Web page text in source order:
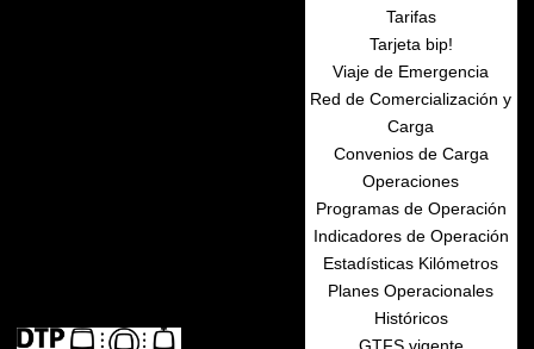
Tarifas
Tarjeta bip!
Viaje de Emergencia
Red de Comercialización y
Carga
Convenios de Carga
Operaciones
Programas de Operación
Indicadores de Operación
Estadísticas Kilómetros
Planes Operacionales
Históricos